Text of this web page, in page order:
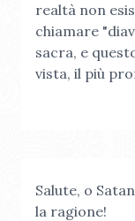
realtà non
chiamare
sacra, e
vista, il più
Salute, o
la ragione!